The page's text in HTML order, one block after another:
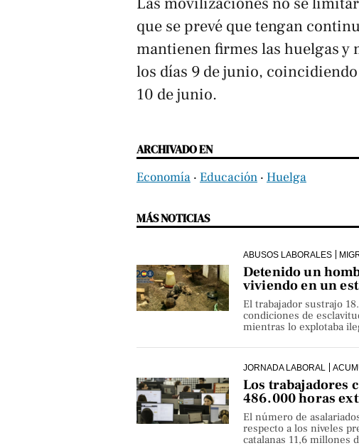
que se prevé que tengan
mantienen firmes las huelgas y
los días 9 de junio,
10 de junio.
ARCHIVADO EN
Economía ‧ Educación ‧ Huelga
MÁS NOTICIAS
ABUSOS LABORALES
Detenido un
viviendo en un
El trabajador sustrajo
condiciones de
mientras lo explotaba
JORNADA LABORAL
Los trabajadores
486.000 horas
El número de
respecto a los niveles
catalanas 11,6 millones